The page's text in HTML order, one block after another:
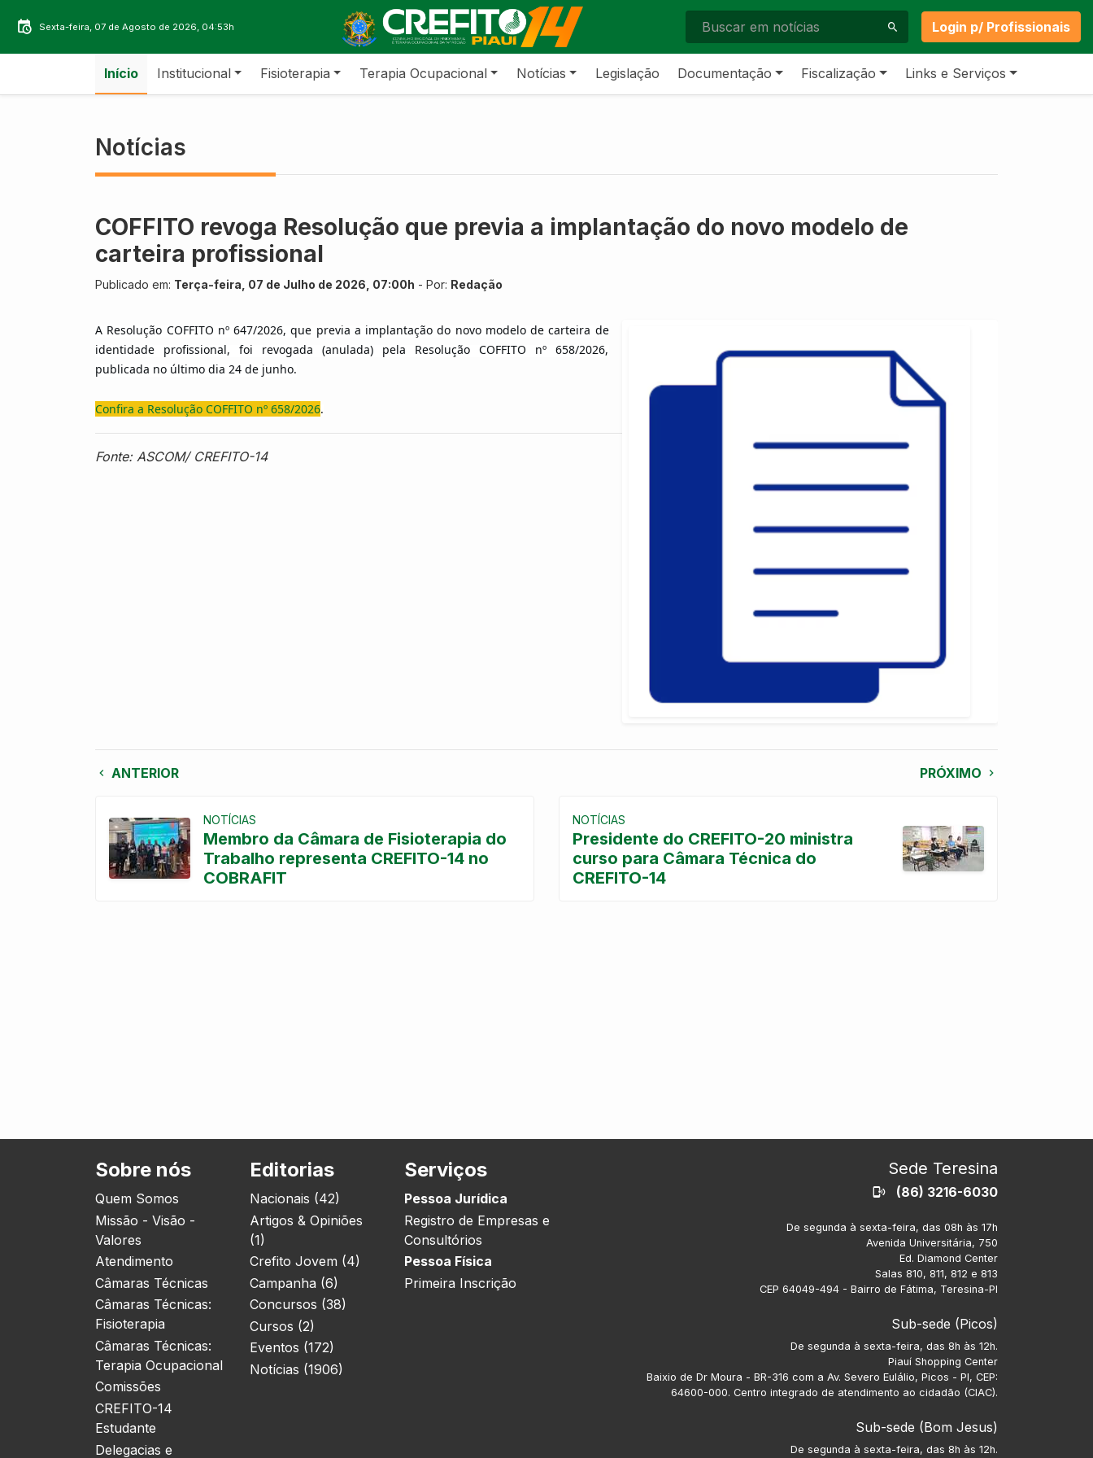
Sexta-feira, 07 de Agosto de 2026, 04:53h Login p/ Profissionais
Início Institucional Fisioterapia Terapia Ocupacional Notícias Legislação Documentação Fiscalização Links e Serviços
Notícias
COFFITO revoga Resolução que previa a implantação do novo modelo de
carteira profissional
Publicado em: Terça-feira, 07 de Julho de 2026, 07:00h - Por: Redação
A Resolução COFFITO nº 647/2026, que previa a implantação do novo modelo de carteira de
identidade profissional, foi revogada (anulada) pela Resolução COFFITO nº 658/2026,
publicada no último dia 24 de junho.
Confira a Resolução COFFITO nº 658/2026.
Fonte: ASCOM/ CREFITO-14
ANTERIOR PRÓXIMO
NOTÍCIAS
Membro da Câmara de Fisioterapia do
Trabalho representa CREFITO-14 no
COBRAFIT
NOTÍCIAS
Presidente do CREFITO-20 ministra
curso para Câmara Técnica do
CREFITO-14
Sobre nós
Quem Somos
Missão - Visão -
Valores
Atendimento
Câmaras Técnicas
Câmaras Técnicas:
Fisioterapia
Câmaras Técnicas:
Terapia Ocupacional
Comissões
CREFITO-14
Estudante
Delegacias e
Editorias
Nacionais (42)
Artigos & Opiniões
(1)
Crefito Jovem (4)
Campanha (6)
Concursos (38)
Cursos (2)
Eventos (172)
Notícias (1906)
Serviços
Pessoa Jurídica
Registro de Empresas e
Consultórios
Pessoa Física
Primeira Inscrição
Sede Teresina
(86) 3216-6030
De segunda à sexta-feira, das 08h às 17h
Avenida Universitária, 750
Ed. Diamond Center
Salas 810, 811, 812 e 813
CEP 64049-494 - Bairro de Fátima, Teresina-PI
Sub-sede (Picos)
De segunda à sexta-feira, das 8h às 12h.
Piauí Shopping Center
Baixio de Dr Moura - BR-316 com a Av. Severo Eulálio, Picos - PI, CEP:
64600-000. Centro integrado de atendimento ao cidadão (CIAC).
Sub-sede (Bom Jesus)
De segunda à sexta-feira, das 8h às 12h.